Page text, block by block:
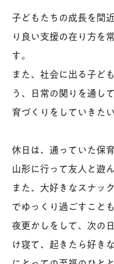
子どもたちの成長を間
り良い支援の在り方を
す。
また、社会に出る子ど
う、日常の関りを通し
育づくりをしていきたい
休日は、通っていた保
山形に行って友人と遊
また、大好きなスナッ
でゆっくり過ごすこと
夜更かしをして、次の
け寝て、起きたら好き